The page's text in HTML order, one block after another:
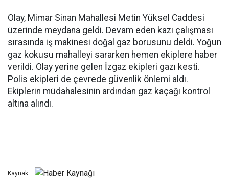
Olay, Mimar Sinan Mahallesi Metin Yüksel Caddesi
üzerinde meydana geldi. Devam eden kazı çalışması
sırasında iş makinesi doğal gaz borusunu deldi. Yoğun
gaz kokusu mahalleyi sararken hemen ekiplere haber
verildi. Olay yerine gelen İzgaz ekipleri gazı kesti.
Polis ekipleri de çevrede güvenlik önlemi aldı.
Ekiplerin müdahalesinin ardından gaz kaçağı kontrol
altına alındı.
Kaynak: